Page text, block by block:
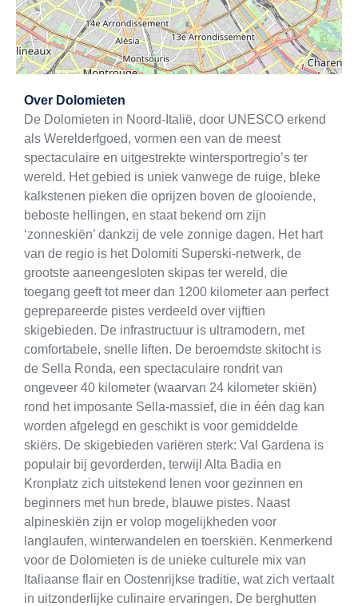
Over Dolomieten
De Dolomieten in Noord-Italië, door UNESCO erkend
als Werelderfgoed, vormen een van de meest
spectaculaire en uitgestrekte wintersportregio’s ter
wereld. Het gebied is uniek vanwege de ruige, bleke
kalkstenen pieken die oprijzen boven de glooiende,
beboste hellingen, en staat bekend om zijn
‘zonneskiën’ dankzij de vele zonnige dagen. Het hart
van de regio is het Dolomiti Superski-netwerk, de
grootste aaneengesloten skipas ter wereld, die
toegang geeft tot meer dan 1200 kilometer aan perfect
geprepareerde pistes verdeeld over vijftien
skigebieden. De infrastructuur is ultramodern, met
comfortabele, snelle liften. De beroemdste skitocht is
de Sella Ronda, een spectaculaire rondrit van
ongeveer 40 kilometer (waarvan 24 kilometer skiën)
rond het imposante Sella-massief, die in één dag kan
worden afgelegd en geschikt is voor gemiddelde
skiërs. De skigebieden variëren sterk: Val Gardena is
populair bij gevorderden, terwijl Alta Badia en
Kronplatz zich uitstekend lenen voor gezinnen en
beginners met hun brede, blauwe pistes. Naast
alpineskiën zijn er volop mogelijkheden voor
langlaufen, winterwandelen en toerskiën. Kenmerkend
voor de Dolomieten is de unieke culturele mix van
Italiaanse flair en Oostenrijkse traditie, wat zich vertaalt
in uitzonderlijke culinaire ervaringen. De berghutten